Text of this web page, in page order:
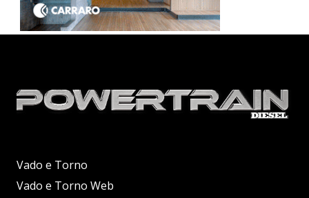
Vado e Torno
Vado e Torno Web